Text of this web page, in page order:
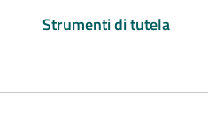
Strumenti di tutela